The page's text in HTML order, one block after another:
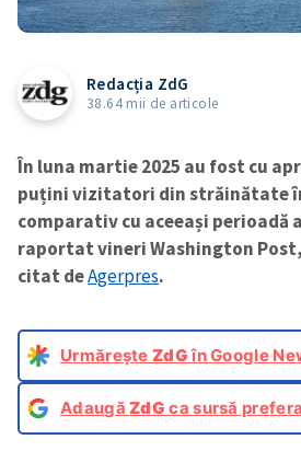
Redacția ZdG
38.64 mii de articole
În luna martie 2025 au fost cu
puțini vizitatori din străinătate
comparativ cu aceeași perioadă
raportat vineri Washington
citat deAgerpres.
Urmărește ZdGîn Google
AdaugăZdG ca sursă